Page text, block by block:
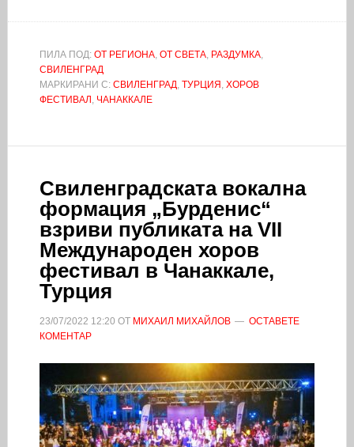
ПИЛА ПОД: ОТ РЕГИОНА, ОТ СВЕТА, РАЗДУМКА,
СВИЛЕНГРАД
МАРКИРАНИ С: СВИЛЕНГРАД, ТУРЦИЯ , ХОРОВ
ФЕСТИВАЛ , ЧАНАККАЛЕ
Свиленградската вокална
формация „Бурденис“
взриви публиката на VII
Международен хоров
фестивал в Чанаккале,
Турция
23/07/2022 12:20 ОТ МИХАИЛ МИХАЙЛОВ
ОСТАВЕТЕ
КОМЕНТАР